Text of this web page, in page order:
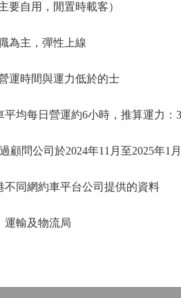
要自用，閒置時載客）
為主，彈性上線
運時間與運力低於的士
均每日營運約6小時，推算運力
問公司於2024年11月至2025年
同網約車平台公司提供的資料
輸及物流局